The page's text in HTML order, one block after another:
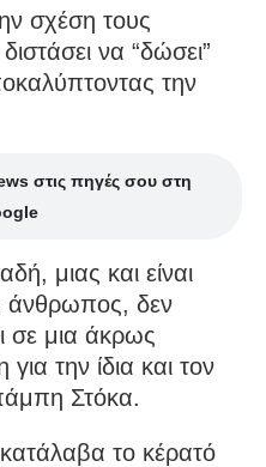
σχέση τους
να “δώσει”
την
στις πηγές σου στη
μιας και είναι
άνθρωπος, δεν
σε μια άκρως
την ίδια και τον
Στόκα.
το κέρατό